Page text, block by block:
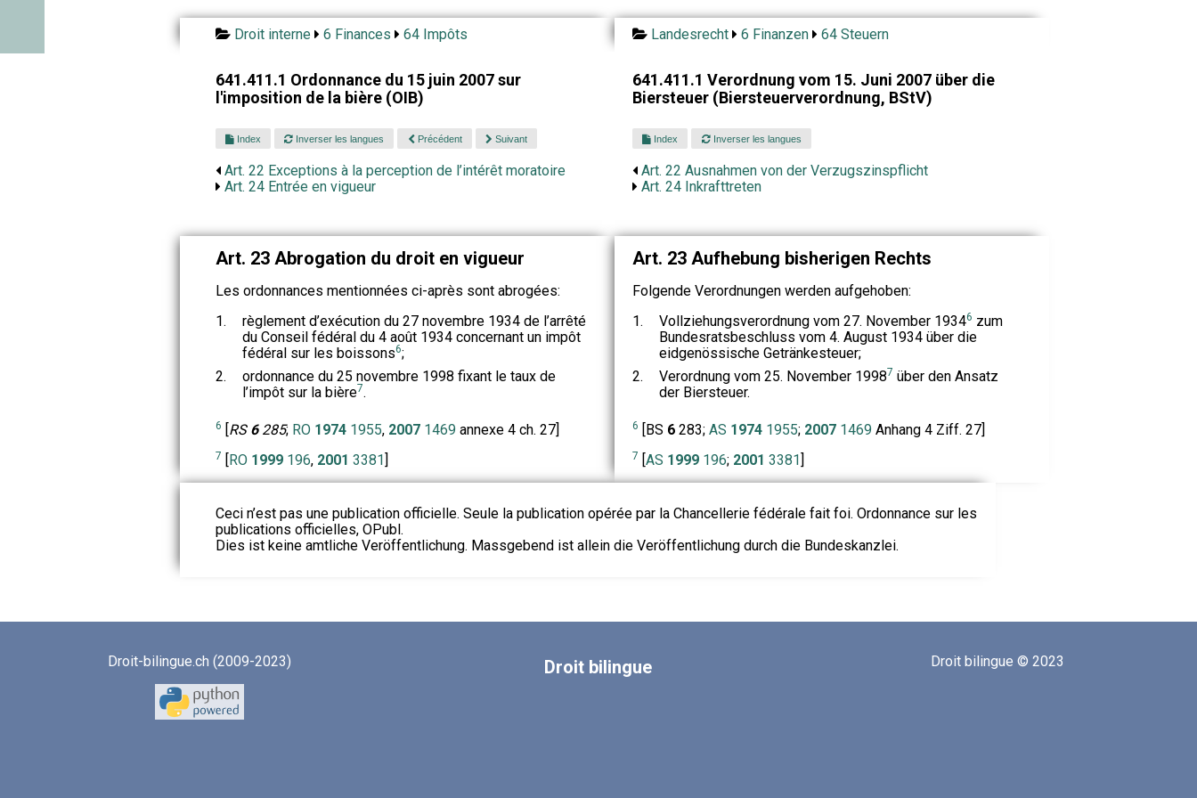
Droit interne 6 Finances 64 Impôts Landesrecht 6 Finanzen 64 Steuern
641.411.1 Ordonnance du 15 juin 2007 sur
l'imposition de la bière (OIB)
641.411.1 Verordnung vom 15. Juni 2007 über die
Biersteuer (Biersteuerverordnung, BStV)
Index Inverser les langues Précédent Suivant
Art. 22 Exceptions à la perception de l’intérêt moratoire
Art. 24 Entrée en vigueur
Index Inverser les langues
Art. 22 Ausnahmen von der Verzugszinspflicht
Art. 24 Inkrafttreten
Art. 23 Abrogation du droit en vigueur
Les ordonnances mentionnées ci-après sont abrogées:
1.
règlement d’exécution du 27 novembre 1934 de l’arrêté
du Conseil fédéral du 4 août 1934 concernant un impôt
fédéral sur les boissons6;
2.
ordonnance du 25 novembre 1998 fixant le taux de
l’impôt sur la bière7.
6 [RS 6 285; RO 19741955, 20071469 annexe 4 ch. 27]
7 [RO 1999196, 2001 3381]
Art. 23 Aufhebung bisherigen Rechts
Folgende Verordnungen werden aufgehoben:
1.
Vollziehungsverordnung vom 27. November 19346 zum
Bundesratsbeschluss vom 4. August 1934 über die
eidgenössische Getränkesteuer;
2.
Verordnung vom 25. November 19987 über den Ansatz
der Biersteuer.
6 [BS 6283; AS 19741955; 2007 1469 Anhang 4 Ziff. 27]
7 [AS 1999196; 2001 3381]
Ceci n’est pas une publication officielle. Seule la publication opérée par la Chancellerie fédérale fait foi. Ordonnance sur les
publications officielles, OPubl.
Dies ist keine amtliche Veröffentlichung. Massgebend ist allein die Veröffentlichung durch die Bundeskanzlei.
Droit-bilingue.ch (2009-2023) Droit bilingue Droit bilingue © 2023